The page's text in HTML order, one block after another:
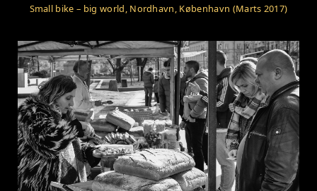
Small bike – big world, Nordhavn, København (Marts 2017)